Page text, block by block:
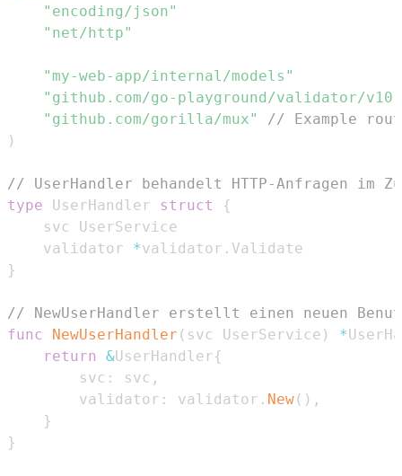
"encoding/json"
"net/http"
"my-web-app/internal/models"
"github.com/go-playground/validator/v10"
"github.com/gorilla/mux"
// Example
)
// UserHandler behandelt HTTP-Anfragen im
type UserHandler struct
{
	validator
*validator .
}
// NewUserHandler erstellt einen neuen
func
NewUserHandler ( svc UserService ) *
return
&UserHandler{
		svc
: svc ,
		validator
: validator . New( ) ,
}
}